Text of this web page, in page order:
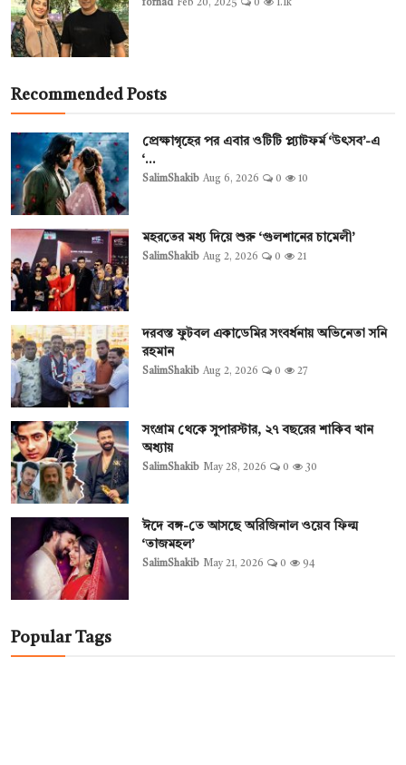
forhad Feb 20, 2025 0 1.1k
Recommended Posts
প্রেক্ষাগৃহের পর এবার ওটিটি প্ল্যাটফর্ম ‘উৎসব’-এ
‘...
SalimShakib Aug 6, 2026 0 10
মহরতের মধ্য দিয়ে শুরু ‘গুলশানের চামেলী’
SalimShakib Aug 2, 2026 0 21
দরবস্ত ফুটবল একাডেমির সংবর্ধনায় অভিনেতা সনি
রহমান
SalimShakib Aug 2, 2026 0 27
সংগ্রাম থেকে সুপারস্টার, ২৭ বছরের শাকিব খান
অধ্যায়
SalimShakib May 28, 2026 0 30
ঈদে বঙ্গ-তে আসছে অরিজিনাল ওয়েব ফিল্ম
‘তাজমহল’
SalimShakib May 21, 2026 0 94
Popular Tags